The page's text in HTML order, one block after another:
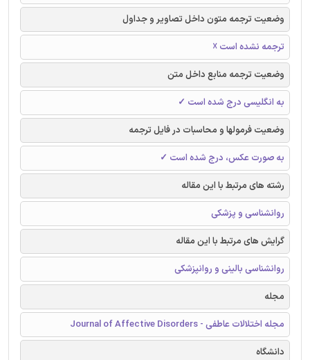
وضعیت ترجمه متون داخل تصاویر و جداول
ترجمه نشده است ☓
وضعیت ترجمه منابع داخل متن
به انگلیسی درج شده است ✓
وضعیت فرمولها و محاسبات در فایل ترجمه
به صورت عکس، درج شده است ✓
رشته های مرتبط با این مقاله
روانشناسی و پزشکی
گرایش های مرتبط با این مقاله
روانشناسی بالینی و روانپزشکی
مجله
مجله اختلالات عاطفی - Journal of Affective Disorders
دانشگاه